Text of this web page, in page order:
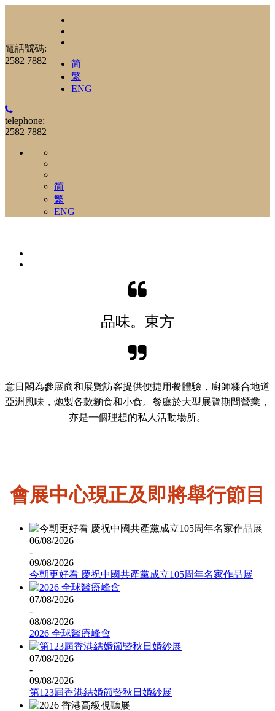
電話號碼:
2582 7882
简
繁
ENG
telephone:
2582 7882
简
繁
ENG
品味。 東方
意日閣為參展商和展覽訪客提供便捷用餐體驗，廚師糅合地道
亞洲風味，炮製各款麵食和小食。餐廳於大型展覽期間營業，
亦是一個理想的私人活動場所。
會展中心現正及即將舉行節目
06/08/2026
-
09/08/2026
今朝更好看 慶祝中國共產黨成立105周年名家作品展
07/08/2026
-
08/08/2026
2026 全球醫療峰會
07/08/2026
-
09/08/2026
第123屆香港結婚節暨秋日婚紗展